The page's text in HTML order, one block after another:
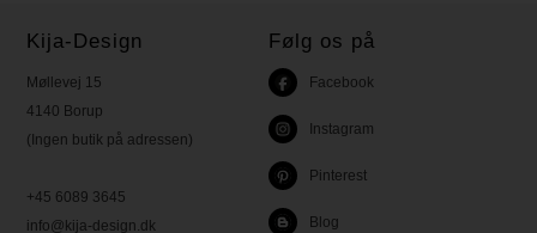
Kija-Design
Møllevej 15
4140 Borup
(Ingen butik på adressen)
+45 6089 3645
info@kija-design.dk
Følg os på
Facebook
Instagram
Pinterest
Blog